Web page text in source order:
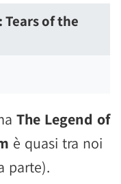
Tears of the
The Legend of
è quasi tra noi
parte).